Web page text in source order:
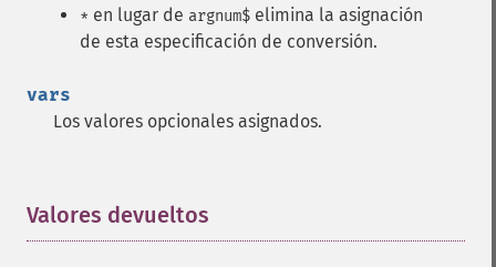
* en lugar de argnum$ elimina la asignación
de esta especificación de conversión.
vars
Los valores opcionales asignados.
Valores devueltos